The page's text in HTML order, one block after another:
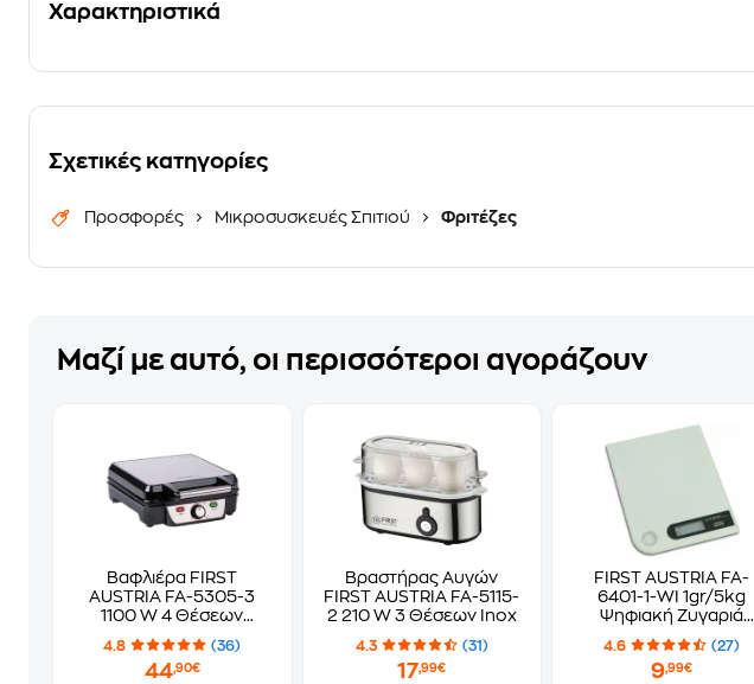
Χαρακτηριστικά
Σχετικές κατηγορίες
Προσφορές Μικροσυσκευές Σπιτιού Φριτέζες
Μαζί με αυτό, οι περισσότεροι αγοράζουν
Βαφλιέρα FIRST
AUSTRIA FA-5305-3
1100 W 4 Θέσεων
Μαύρο
4.8 (36)
44,90€
Βραστήρας Αυγών
FIRST AUSTRIA FA-5115-
2 210 W 3 Θέσεων Inox
4.3 (31)
17,99€
FIRST AUSTRIA FA-
6401-1-WI 1gr/5kg
Ψηφιακή Ζυγαριά
Κουζίνας
4.6 (27)
9,99€